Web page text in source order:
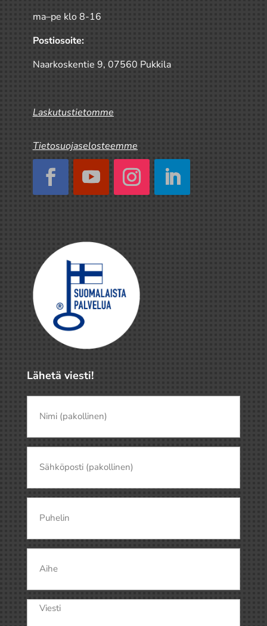
ma–pe klo 8-16
Postiosoite:
Naarkoskentie 9, 07560 Pukkila
Laskutustietomme
Tietosuojaselosteemme
Lähetä viesti!
(pakollinen)
(Pakollinen)
Nimi
Viesti(Pakollinen)